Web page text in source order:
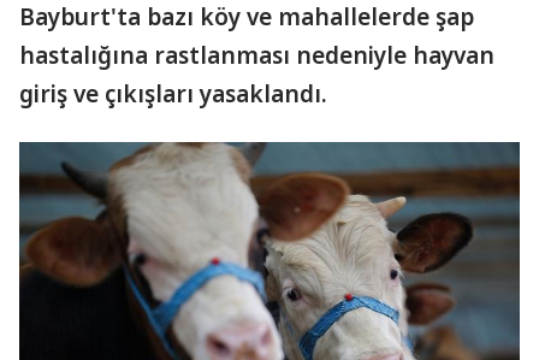
Bayburt'ta bazı köy ve mahallelerde şap
hastalığına rastlanması nedeniyle hayvan
giriş ve çıkışları yasaklandı.